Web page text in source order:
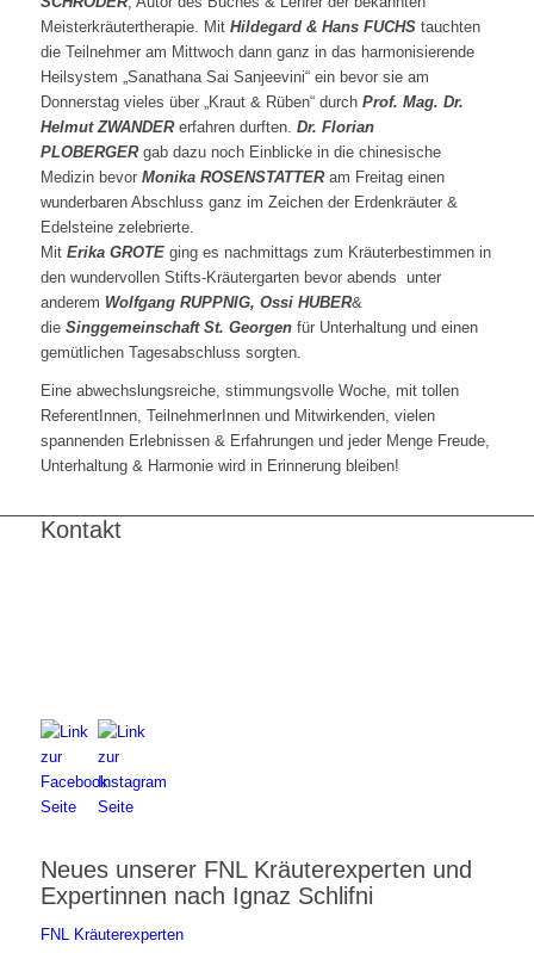
Meisterkräutertherapie. Mit Hildegard & Hans FUCHStauchten
die Teilnehmer am Mittwoch dann ganz in das harmonisierende
Heilsystem „Sanathana Sai Sanjeevini“ ein bevor sie am
Donnerstag vieles über „Kraut & Rüben“ durch Prof. Mag. Dr.
Helmut ZWANDERerfahren durften. Dr. Florian
PLOBERGERgab dazu noch Einblicke in die chinesische
Medizin bevor Monika ROSENSTATTERam Freitag einen
wunderbaren Abschluss ganz im Zeichen der Erdenkräuter &
Edelsteine zelebrierte.
Mit Erika GROTEging es nachmittags zum Kräuterbestimmen in
den wundervollen Stifts-Kräutergarten bevor abends unter
anderem Wolfgang RUPPNIG, Ossi HUBER&
die Singgemeinschaft St. Georgenfür Unterhaltung und einen
gemütlichen Tagesabschluss sorgten.
Eine abwechslungsreiche, stimmungsvolle Woche, mit tollen
ReferentInnen, TeilnehmerInnen und Mitwirkenden, vielen
spannenden Erlebnissen & Erfahrungen und jeder Menge Freude,
Unterhaltung & Harmonie wird in Erinnerung bleiben!
Kontakt
Neues unserer FNL Kräuterexperten und
Expertinnen nach Ignaz Schlifni
FNL Kräuterexperten